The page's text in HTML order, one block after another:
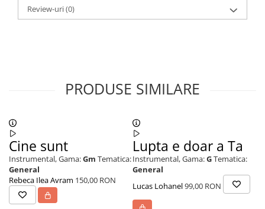
Review-uri(0)
PRODUSE SIMILARE
Cine sunt
Instrumental,Gama:Gm Tematica:
General
Rebeca Ilea Avram 150,00 RON
Lupta e doar a Ta
Instrumental,Gama:GTematica:
General
Lucas Lohanel99,00 RON